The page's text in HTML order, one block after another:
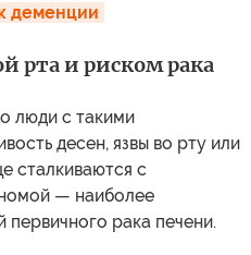
деменции
рта и риском рака
люди с такими
десен, язвы во рту или
сталкиваются с
— наиболее
рака печени.